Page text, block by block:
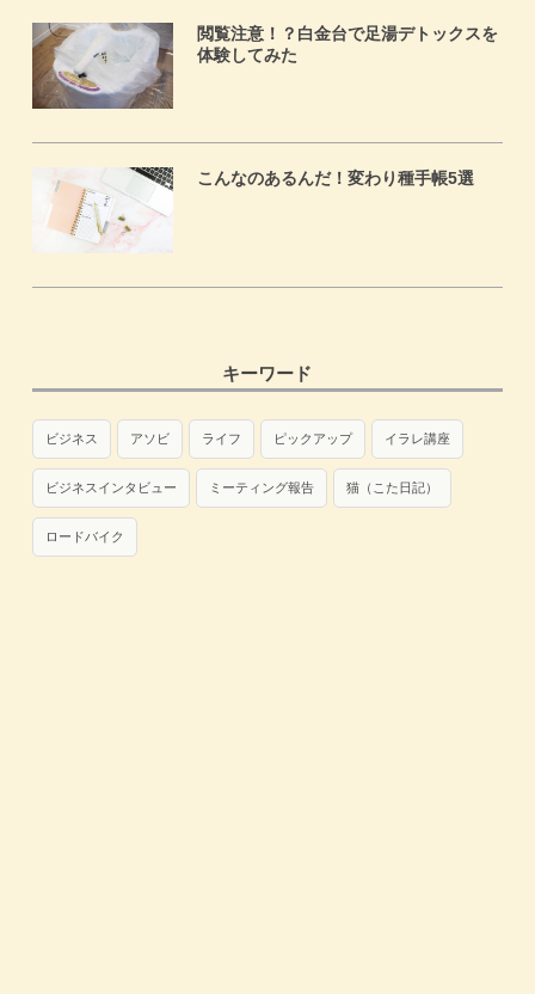
閲覧注意！？白金台で足湯デトックスを
体験してみた
こんなのあるんだ！変わり種手帳5選
キーワード
ビジネス アソビ ライフ ピックアップ イラレ講座
ビジネスインタビュー ミーティング報告 猫（こた日記）
ロードバイク